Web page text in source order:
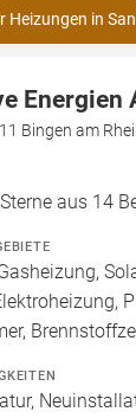
Heizungen in
Energien
Bingen am
Sterne aus 14